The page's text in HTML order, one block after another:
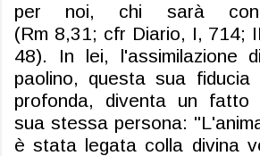
per noi, chi sarà
(Rm 8,31; cfr Diario, I, 714;
48). In lei, l'assimilazione
paolino, questa sua fiducia
profonda, diventa un fatto
sua stessa persona:
è stata legata colla divina